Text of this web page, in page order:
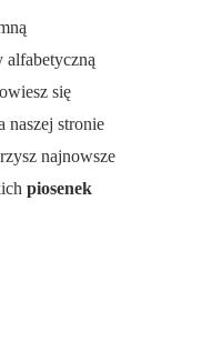
alfabetyczną
się
naszej stronie
najnowsze
piosenek